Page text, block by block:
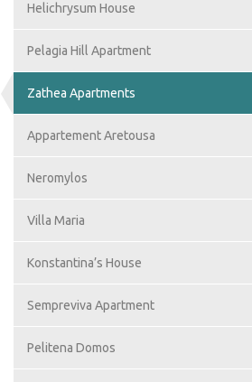
Helichrysum House
Pelagia Hill Apartment
Zathea Apartments
Appartement Aretousa
Neromylos
Villa Maria
Konstantina’s House
Sempreviva Apartment
Pelitena Domos